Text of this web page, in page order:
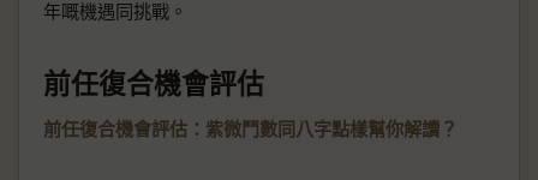
年嘅機遇同挑戰。
前任復合機會評估
前任復合機會評估：紫微鬥數同八字點樣幫你解讀？